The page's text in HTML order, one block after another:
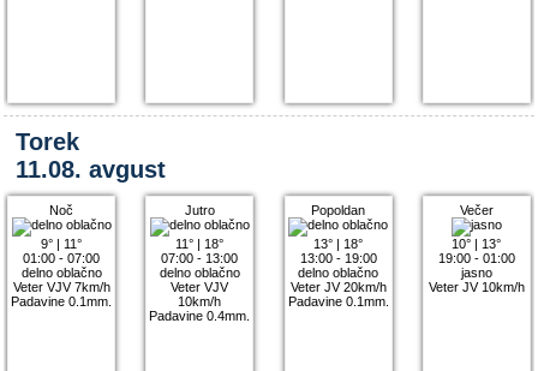
Torek
11.08. avgust
Noč
9° | 11°
01:00 - 07:00
delno oblačno
Veter VJV 7km/h
Padavine 0.1mm.
Jutro
11° | 18°
07:00 - 13:00
delno oblačno
Veter VJV
10km/h
Padavine 0.4mm.
Popoldan
13° | 18°
13:00 - 19:00
delno oblačno
Veter JV 20km/h
Padavine 0.1mm.
Večer
10° | 13°
19:00 - 01:00
jasno
Veter JV 10km/h